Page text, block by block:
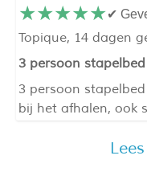
★★★★★ ✔
Topique, 14 dagen
3 persoon
3 persoon
bij het afhalen, ook